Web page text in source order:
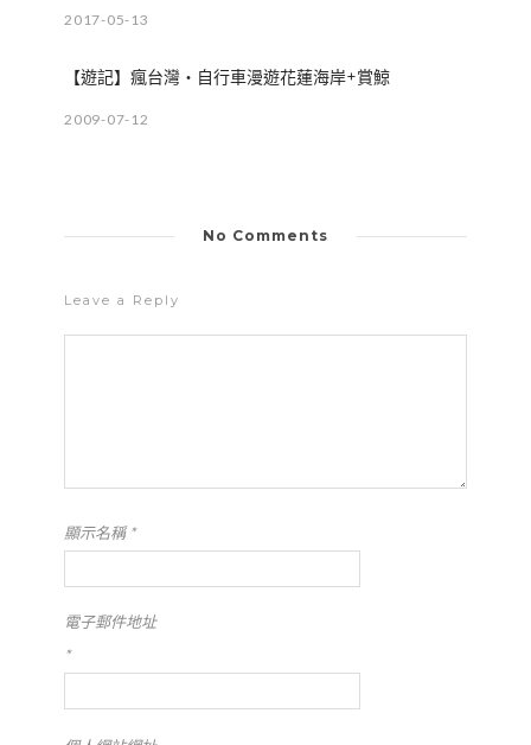
2017-05-13
【遊記】瘋台灣‧自行車漫遊花蓮海岸+賞鯨
2009-07-12
No Comments
Leave a Reply
顯示名稱*
電子郵件地址
*